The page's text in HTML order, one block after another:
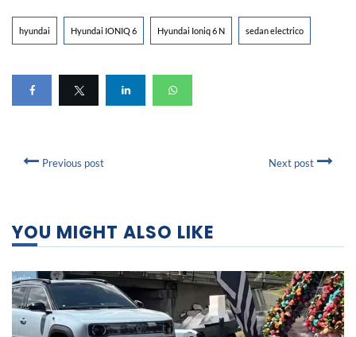
hyundai Hyundai IONIQ 6 Hyundai Ioniq 6 N sedan electrico
Previous post Next post
YOU MIGHT ALSO LIKE